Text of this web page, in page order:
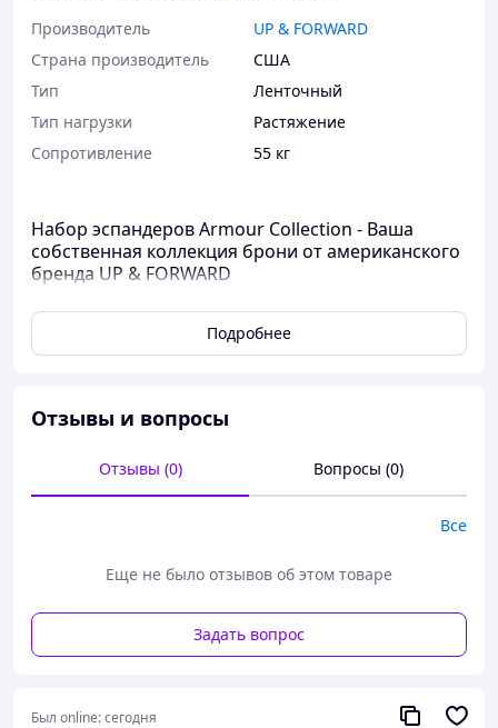
Производитель
UP & FORWARD
Страна производитель
США
Тип
Ленточный
Тип нагрузки
Растяжение
Сопротивление
55 кг
Набор эспандеров Armour Collection - Ваша
собственная коллекция брони от американского
бренда UP & FORWARD
Мульти-универсальность и компактность набора
дома, на площадке, в лесу и даже брать с собой в
Подробнее
Отзывы и вопросы
Отзывы (0) Вопросы (0)
Все
Еще не было отзывов об этом товаре
Задать вопрос
Был online:сегодня